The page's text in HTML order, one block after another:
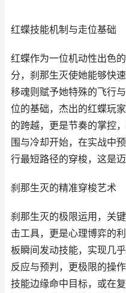
红蝶技能机制与走位基础
红蝶作为一位机动性出色
分，刹那生灭使她能够快
移魂则赋予她特殊的飞行
位的基础，杰出的红蝶玩
的跨越，更是节奏的掌控
围与冷却开始，在实战中
行最短路径的穿梭，这是
刹那生灭的精准穿梭艺术
刹那生灭的极限运用，关
击工具，更是心理博弈的
板瞬间发动技能，实现几
反应与预判，更极限的操
技能边缘命中目标，或在